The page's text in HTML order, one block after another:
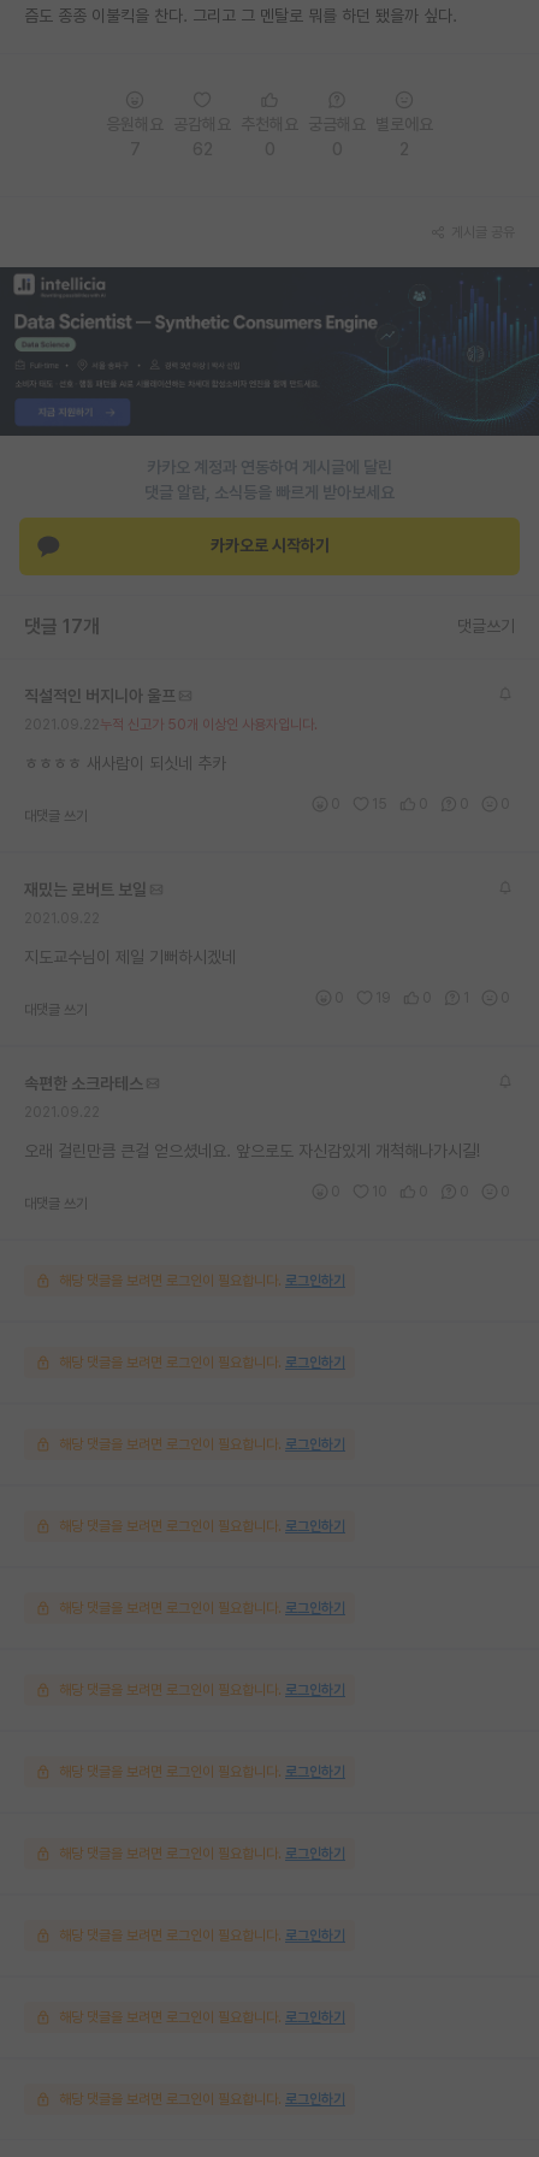
재팬라운지 🌸
즘도 종종 이불킥을 찬다. 그리고 그 멘탈로 뭐를 하던 됐을까 싶다.
카카오 계정과 연동하여 게시글에 달린
댓글 알람, 소식등을 빠르게 받아보세요
카카오로 시작하기
댓글 17개 댓글쓰기
직설적인 버지니아 울프
누적 신고가 50개 이상인 사용자입니다.
ㅎㅎㅎㅎ 새사람이 되싯네 추카
대댓글 쓰기
재밌는 로버트 보일
지도교수님이 제일 기뻐하시겠네
대댓글 쓰기
속편한 소크라테스
오래 걸린만큼 큰걸 얻으셨네요. 앞으로도 자신감있게 개척해나가시길!
대댓글 쓰기
해당 댓글을 보려면 로그인이 필요합니다. 로그인하기
해당 댓글을 보려면 로그인이 필요합니다. 로그인하기
해당 댓글을 보려면 로그인이 필요합니다. 로그인하기
해당 댓글을 보려면 로그인이 필요합니다. 로그인하기
해당 댓글을 보려면 로그인이 필요합니다. 로그인하기
해당 댓글을 보려면 로그인이 필요합니다. 로그인하기
해당 댓글을 보려면 로그인이 필요합니다. 로그인하기
해당 댓글을 보려면 로그인이 필요합니다. 로그인하기
해당 댓글을 보려면 로그인이 필요합니다. 로그인하기
해당 댓글을 보려면 로그인이 필요합니다. 로그인하기
해당 댓글을 보려면 로그인이 필요합니다. 로그인하기